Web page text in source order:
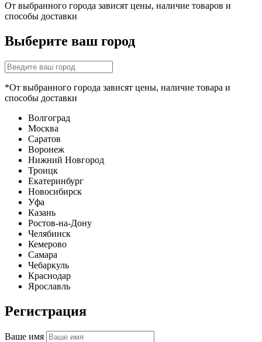
От выбранного города зависят цены, наличие товаров и
способы доставки
Выберите ваш город
*От выбранного города зависят цены, наличие товара и
способы доставки
Волгоград
Москва
Саратов
Воронеж
Нижний Новгород
Троицк
Екатеринбург
Новосибирск
Уфа
Казань
Ростов-на-Дону
Челябинск
Кемерово
Самара
Чебаркуль
Краснодар
Ярославль
Регистрация
Ваше имя